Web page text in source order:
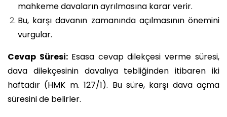
mahkeme davaların ayrılmasına karar verir.
Bu, karşı davanın zamanında açılmasının önemini
vurgular.
Cevap Süresi: Esasa cevap dilekçesi verme süresi,
dava dilekçesinin davalıya tebliğinden itibaren iki
haftadır (HMK m. 127/1). Bu süre, karşı dava açma
süresini de belirler.